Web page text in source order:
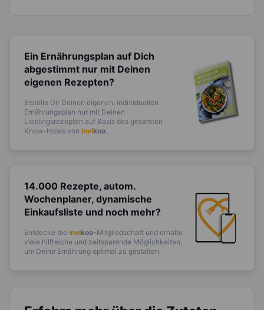
Ein Ernährungsplan auf Dich
abgestimmt nur mit Deinen
eigenen Rezepten?
Erstelle Dir Deinen eigenen, individuellen
Ernährungsplan nur mit Deinen
Lieblingsrezepten auf Basis des gesamten
Know-Hows von invikoo
14.000 Rezepte, autom.
Wochenplaner, dynamische
Einkaufsliste und noch mehr?
Entdecke die invikoo-Mitgliedschaft und erhalte
viele hilfreiche und zeitsparende Möglichkeiten,
um Deine Ernährung optimal zu gestalten.